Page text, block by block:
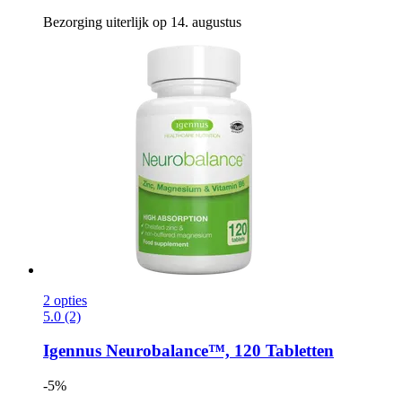
Bezorging uiterlijk op 14. augustus
2 opties
5.0 (2)
Igennus Neurobalance™, 120 Tabletten
-5%